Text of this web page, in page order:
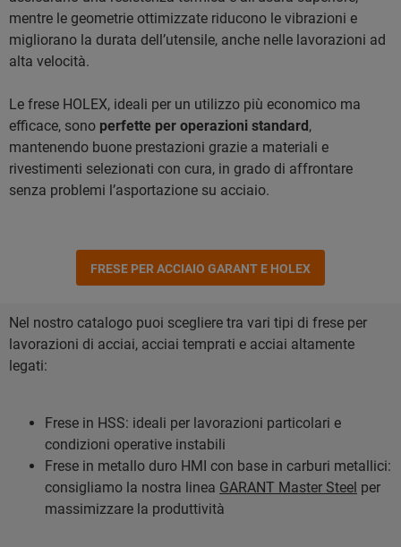
mentre le geometrie ottimizzate riducono le vibrazioni e
migliorano la durata dell’utensile, anche nelle lavorazioni ad
alta velocità.
Le frese HOLEX, ideali per un utilizzo più economico ma
efficace, sono perfette per operazioni standard ,
mantenendo buone prestazioni grazie a materiali e
rivestimenti selezionati con cura, in grado di affrontare
senza problemi l’asportazione su acciaio.
FRESE PER ACCIAIO GARANT E HOLEX
Nel nostro catalogo puoi scegliere tra vari tipi di frese per
lavorazioni di acciai, acciai temprati e acciai altamente
legati:
Frese in HSS: ideali per lavorazioni particolari e
condizioni operative instabili
Frese in metallo duro HMI con base in carburi metallici:
consigliamo la nostra linea GARANT Master Steel per
massimizzare la produttività